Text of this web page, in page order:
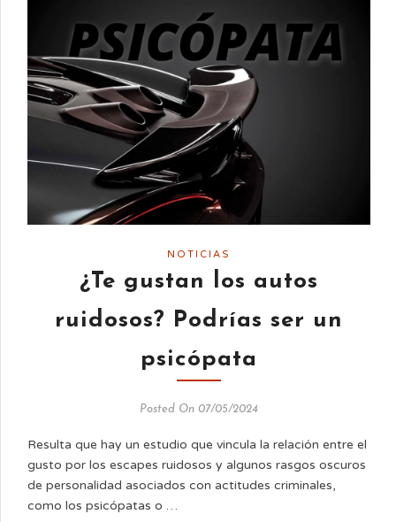
NOTICIAS
¿Te gustan los autos
ruidosos? Podrías ser un
psicópata
Posted On 07/05/2024
Resulta que hay un estudio que vincula la relación entre el
gusto por los escapes ruidosos y algunos rasgos oscuros
de personalidad asociados con actitudes criminales,
como los psicópatas o …